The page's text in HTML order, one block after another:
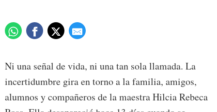
Ni una señal de vida, ni una tan sola llamada. La
incertidumbre gira en torno a la familia, amigos,
alumnos y compañeros de la maestra Hilcia Rebeca